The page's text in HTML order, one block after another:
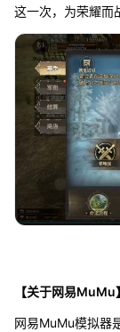
这一次，为荣耀而
【关于网易MuMu】
网易MuMu模拟器